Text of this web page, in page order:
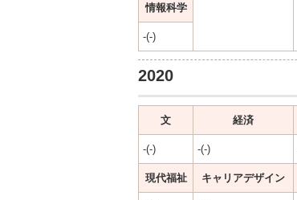
情報科学
-(-)
2020
文 経済
-(-) -(-)
現代福祉 キャリアデザイン